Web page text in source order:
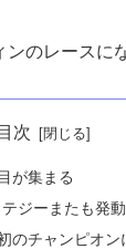
のレースに
目次
が集まる
ジーまたも発動
のチャンピオン